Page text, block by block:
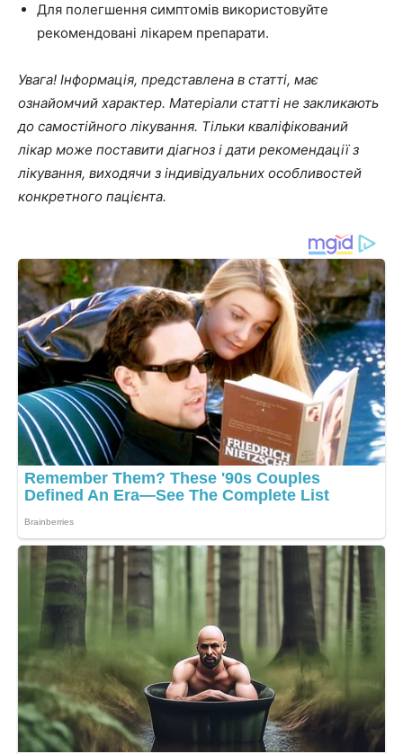
Для полегшення симптомів використовуйте
рекомендовані лікарем препарати.
Увага! Інформація, представлена в статті, має
ознайомчий характер. Матеріали статті не закликають
до самостійного лікування. Тільки кваліфікований
лікар може поставити діагноз і дати рекомендації з
лікування, виходячи з індивідуальних особливостей
конкретного пацієнта.